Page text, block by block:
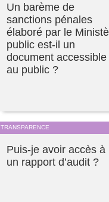
Un barème de
sanctions pénales
élaboré par le
public est-il un
document accessible
au public ?
TRANSPARENCE
Puis-je avoir accès à
un rapport d’audit ?